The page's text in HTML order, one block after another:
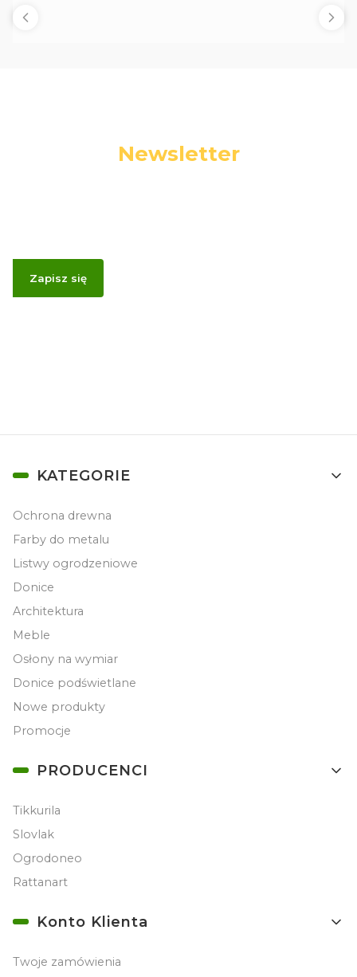
Newsletter
Zapisz się
Linki w stopce
KATEGORIE
Ochrona drewna
Farby do metalu
Listwy ogrodzeniowe
Donice
Architektura
Meble
Osłony na wymiar
Donice podświetlane
Nowe produkty
Promocje
PRODUCENCI
Tikkurila
Slovlak
Ogrodoneo
Rattanart
Konto Klienta
Twoje zamówienia